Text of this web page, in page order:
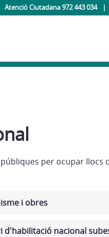
Atenció Ciutadana 972 443 034
per ocupar llocs
i obres
nacional